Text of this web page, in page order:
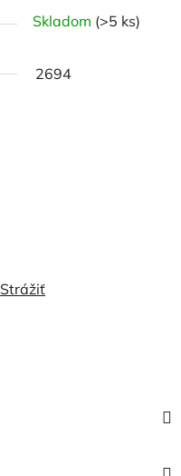
Skladom (>5 ks)
2694
Strážiť